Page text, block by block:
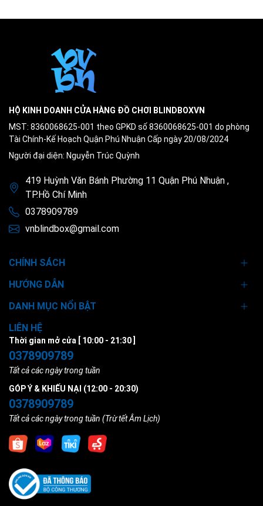
HỘ KINH DOANH CỬA HÀNG ĐỒ CHƠI BLINDBOXVN
MST: 8360068625-001 theo GPKD số 8360068625-001 do phòng
Tài Chính-Kế Hoạch Quận Phú Nhuận Cấp ngày 20/08/2024
Người đại diện: Nguyễn Trúc Quỳnh
419 Huỳnh Văn Bánh Phường 11 Quận Phú Nhuận ,
TP.Hồ Chí Minh
0378909789
vnblindbox@gmail.com
CHÍNH SÁCH
HƯỚNG DẪN
DANH MỤC NỔI BẬT
LIÊN HỆ
Thời gian mở cửa [ 10:00 - 21:30 ]
0378909789
Tất cả các ngày trong tuần
GÓP Ý & KHIẾU NẠI (12:00 - 20:30)
0378909789
Tất cả các ngày trong tuần (Trừ tết Âm Lịch)